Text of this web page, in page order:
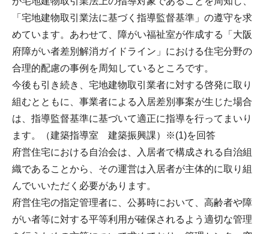
「宅地建物取引業法に基づく指導監督基準」の遵守を求
めています。あわせて、障がい福祉室が作成する「大阪
府障がい者差別解消ガイドライン」における住宅分野の
合理的配慮の事例を周知しているところです。
今後も引き続き、宅地建物取引業者に対する啓発に取り
組むとともに、事業者による入居差別事案が生じた場合
は、指導監督基準に基づいて適正に指導を行ってまいり
ます。（建築指導室 建築振興課）※(1)を回答
府営住宅における自治会は、入居者で構成される自治組
織であることから、その運営は入居者が主体的に取り組
んでいいただく必要があります。
府営住宅の指定管理者に、公募時において、高齢者や障
がい者等に対する平等利用が確保されるよう適切な管理